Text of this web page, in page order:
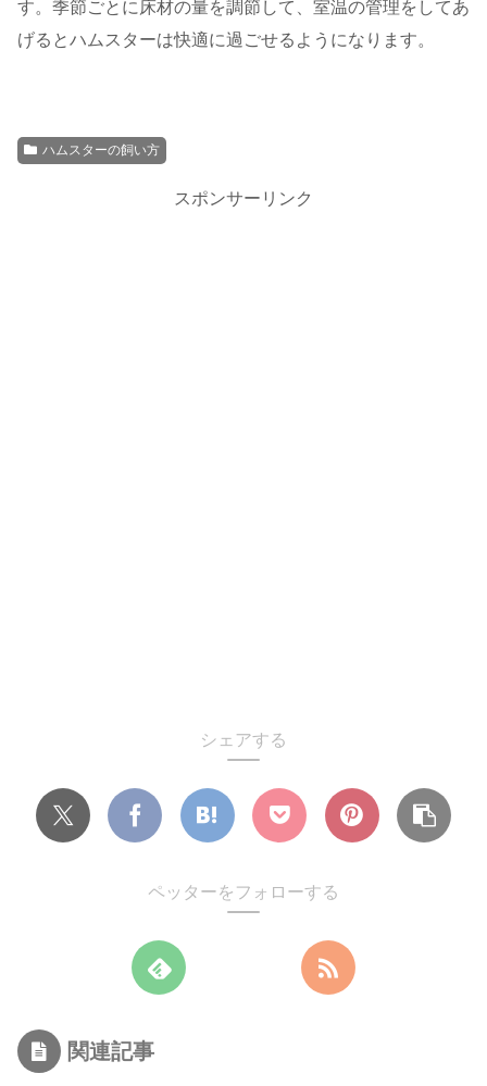
す。季節ごとに床材の量を調節して、室温の管理をしてあ
げるとハムスターは快適に過ごせるようになります。
ハムスターの飼い方
スポンサーリンク
シェアする
ペッターをフォローする
関連記事